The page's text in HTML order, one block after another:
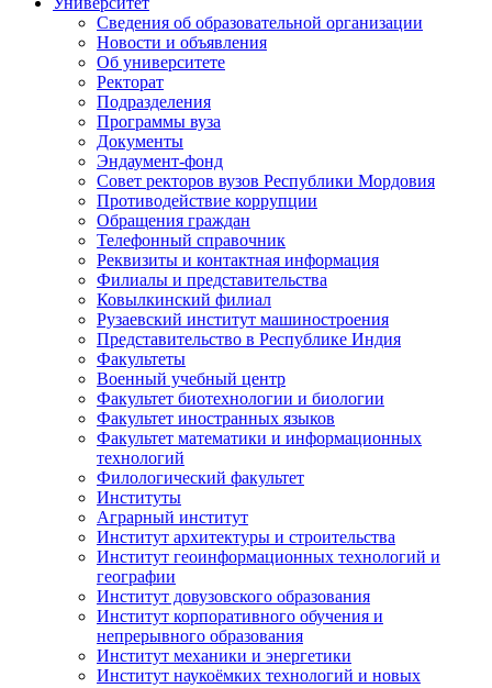
Сведения об образовательной организации
Новости и объявления
Об университете
Ректорат
Подразделения
Программы вуза
Документы
Эндаумент-фонд
Совет ректоров вузов Республики Мордовия
Противодействие коррупции
Обращения граждан
Телефонный справочник
Реквизиты и контактная информация
Филиалы и представительства
Ковылкинский филиал
Рузаевский институт машиностроения
Представительство в Республике Индия
Факультеты
Военный учебный центр
Факультет биотехнологии и биологии
Факультет иностранных языков
Факультет математики и информационных
технологий
Филологический факультет
Институты
Аграрный институт
Институт архитектуры и строительства
Институт геоинформационных технологий и
географии
Институт довузовского образования
Институт корпоративного обучения и
непрерывного образования
Институт механики и энергетики
Институт наукоёмких технологий и новых